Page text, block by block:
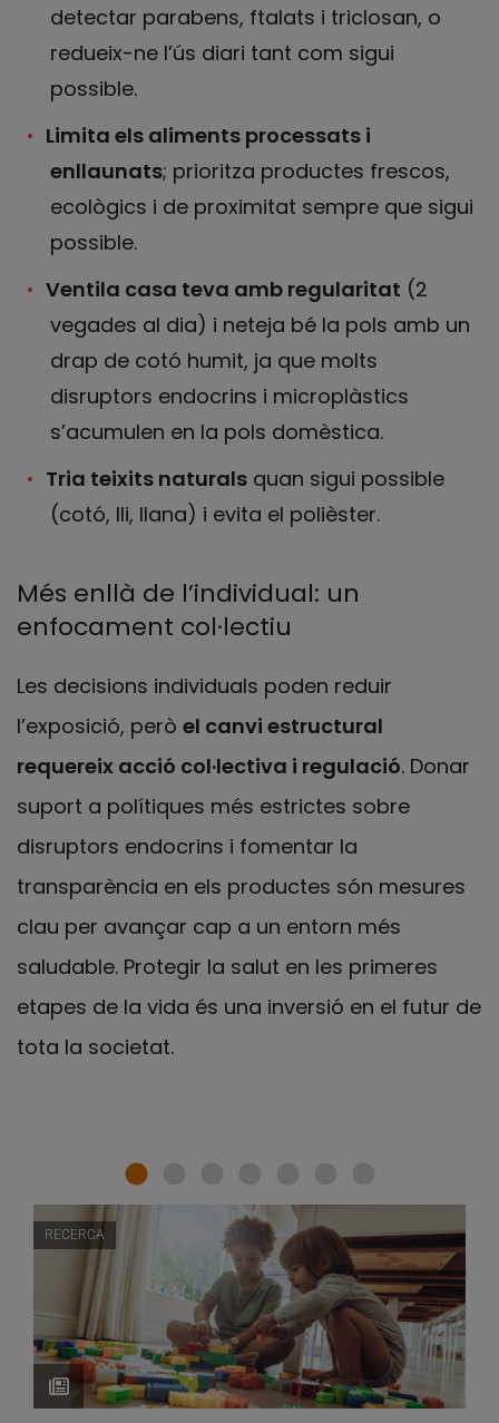
detectar parabens, ftalats i triclosan, o
redueix-ne l’ús diari tant com sigui
possible.
Limita els aliments processats i
enllaunats; prioritza productes frescos,
ecològics i de proximitat sempre que sigui
possible.
Ventila casa teva amb regularitat (2
vegades al dia) i neteja bé la pols amb un
drap de cotó humit, ja que molts
disruptors endocrins i microplàstics
s’acumulen en la pols domèstica.
Tria teixits naturals quan sigui possible
(cotó, lli, llana) i evita el polièster.
Més enllà de l’individual: un
enfocament col·lectiu
Les decisions individuals poden reduir
l’exposició, però el canvi estructural
requereix acció col·lectiva i regulació. Donar
suport a polítiques més estrictes sobre
disruptors endocrins i fomentar la
transparència en els productes són mesures
clau per avançar cap a un entorn més
saludable. Protegir la salut en les primeres
etapes de la vida és una inversió en el futur de
tota la societat.
RECERCA